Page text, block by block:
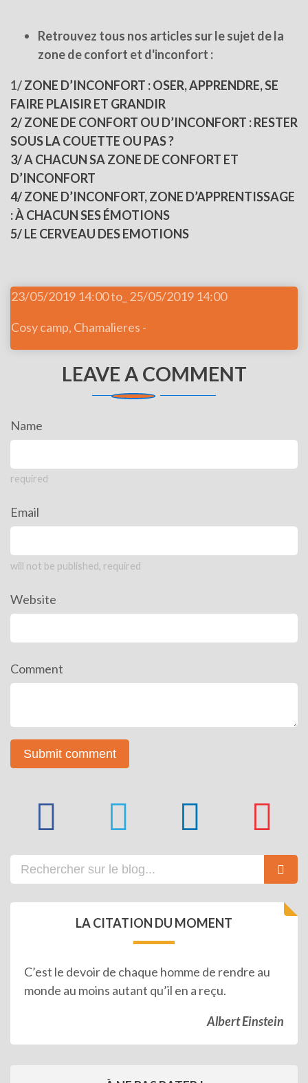
Retrouvez tous nos articles sur le sujet de la
zone de confort et d'inconfort :
1/ZONE D’INCONFORT : OSER, APPRENDRE, SE
FAIRE PLAISIR ET GRANDIR
2/ ZONE DE CONFORT OU D’INCONFORT : RESTER
SOUS LA COUETTE OU PAS ?
3/ A CHACUN SA ZONE DE CONFORT ET
D’INCONFORT
4/ ZONE D’INCONFORT, ZONE D’APPRENTISSAGE
: À CHACUN SES ÉMOTIONS
5/ LE CERVEAU DES EMOTIONS
23/05/2019 14:00 to_ 25/05/2019 14:00
Cosy camp, Chamalieres -
LEAVE A COMMENT
Name
required
Email
will not be published, required
Website
Comment
LA CITATION DU MOMENT
C’est le devoir de chaque homme de rendre au
monde au moins autant qu’il en a reçu.
Albert Einstein